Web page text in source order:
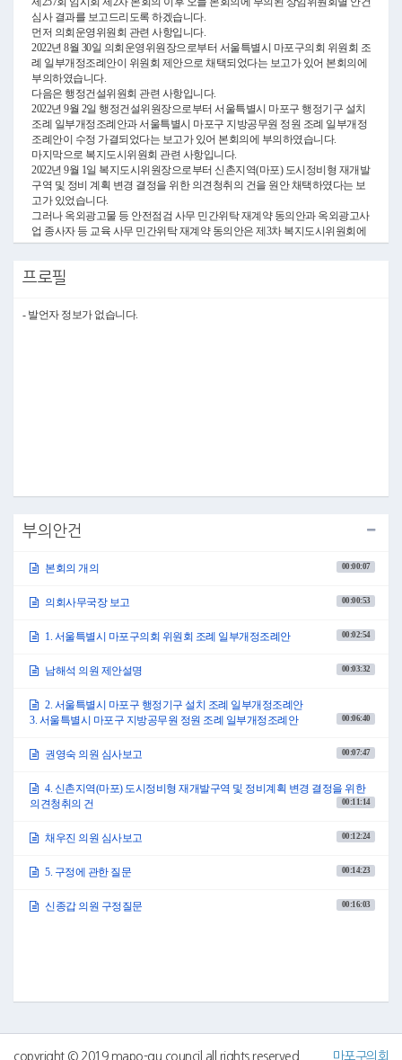
심사 결과를 보고드리도록 하겠습니다.
먼저 의회운영위원회 관련 사항입니다.
2022년 8월 30일 의회운영위원장으로부터 서울특별시 마포구의회 위원회 조
례 일부개정조례안이 위원회 제안으로 채택되었다는 보고가 있어 본회의에
부의하였습니다.
다음은 행정건설위원회 관련 사항입니다.
2022년 9월 2일 행정건설위원장으로부터 서울특별시 마포구 행정기구 설치
조례 일부개정조례안과 서울특별시 마포구 지방공무원 정원 조례 일부개정
조례안이 수정 가결되었다는 보고가 있어 본회의에 부의하였습니다.
마지막으로 복지도시위원회 관련 사항입니다.
2022년 9월 1일 복지도시위원장으로부터 신촌지역(마포) 도시정비형 재개발
구역 및 정비 계획 변경 결정을 위한 의견청취의 건을 원안 채택하였다는 보
고가 있었습니다.
그러나 옥외광고물 등 안전점검 사무 민간위탁 재계약 동의안과 옥외광고사
업 종사자 등 교육 사무 민간위탁 재계약 동의안은 제3차 복지도시위원회에
서 보류되었음을 보고드립니다.
이상으로 보고를 마치도록 하겠습니다.
●의장 김영미 의회사무국장 수고하셨습니다.
1. 서울특별시 마포구의회 위원회 조례 일부개정조례안
조례안에 대하여 제안설명을 드리도록 하겠습니다.
설하는 내용으로, 예산결산특별위원회 위원의 임기 규정을 명확히 하여 위
원회의 효율적 운영을 도모하고, 예산·결산 심사의 계속성과 전문성을 확보
기타 자세한 내용은 전자회의자료를 참고하여 주시기 바라며, 우리 위원회
이상으로 제안설명을 마치겠습니다.
●의장 김영미 남해석 의원님 수고하셨습니다.
안에 대하여 의회운영위원회에서 제안한 내용과 같이 원안대로 의결하고자
하는데 의원 여러분 이의가 없으십니까?
이의가 없으므로 가결되었음을 선포합니다.
의사일정 제2항 서울특별시 마포구 행정기구 설치 조례 일부개정조례안, 의
●신종갑의원 의장님! 잠시 의사진행발언이 있습니다.
못된 내용이 있어서 이것을 수정해서 배포한 다음에 의결해야 될 것 같습니
다.
●신종갑의원 잘못 오타 난 게 있습니다.
●의장 김영미 오타 난 게 있습니까?
(「없습니다」하는 의원 있음)
정회를 선포합니다.
첨부자료에 대한 문제가 없어 회의를 계속 진행하도록 하겠습니다.
3. 서울특별시 마포구 지방공무원 정원 조례 일부개정조례안
프로필
- 발언자 정보가 없습니다.
부의안건
본회의 개의 00:00:07
의회사무국장 보고 00:00:53
1. 서울특별시 마포구의회 위원회 조례 일부개정조례안 00:02:54
남해석 의원 제안설명 00:03:32
2. 서울특별시 마포구 행정기구 설치 조례 일부개정조례안
3. 서울특별시 마포구 지방공무원 정원 조례 일부개정조례안
00:06:40
권영숙 의원 심사보고 00:07:47
4. 신촌지역(마포) 도시정비형 재개발구역 및 정비계획 변경 결정을 위한
의견청취의 건
00:11:14
채우진 의원 심사보고 00:12:24
5. 구정에 관한 질문 00:14:23
신종갑 의원 구정질문 00:16:03
마포구의회
copyright © 2019 mapo-gu council all rights reserved